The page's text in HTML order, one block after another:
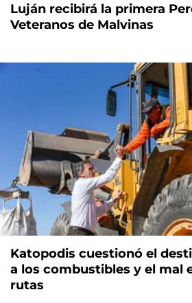
Luján recibirá la primera
Veteranos de Malvinas
Katopodis cuestionó el
a los combustibles y el mal
rutas